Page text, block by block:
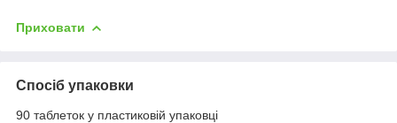
Приховати
Спосіб упаковки
90 таблеток у пластиковій упаковці